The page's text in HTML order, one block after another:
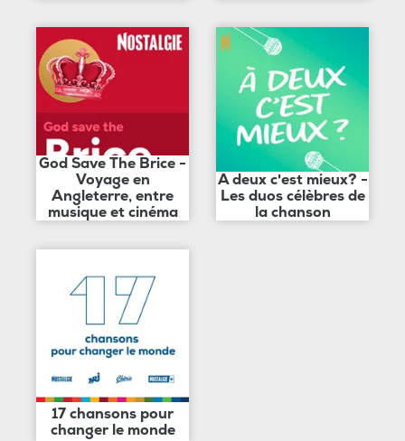
God Save The Brice -
Voyage en
Angleterre, entre
musique et cinéma
A deux c'est mieux? -
Les duos célèbres de
la chanson
17 chansons pour
changer le monde